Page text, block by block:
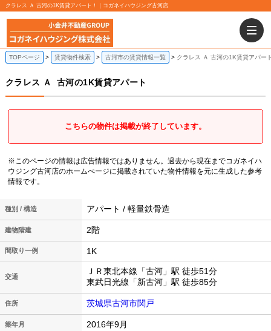
クラレス Ａ 古河の1K賃貸アパート！｜コガネイハウジング古河店
TOPページ 賃貸物件検索 古河市の賃貸情報一覧 クラレス Ａ 古河の1K賃貸アパー
クラレス Ａ 古河の1K賃貸アパート
こちらの物件は掲載が終了しています。
※このページの情報は広告情報ではありません。過去から現在までコガネイハ
ウジング古河店のホームぺージに掲載されていた物件情報を元に生成した参考
情報です。
種別 / 構造 アパート / 軽量鉄骨造
建物階建 2階
間取り一例 1K
交通
ＪＲ東北本線「古河」駅 徒歩51分
東武日光線「新古河」駅 徒歩85分
住所 茨城県古河市関戸
築年月 2016年9月